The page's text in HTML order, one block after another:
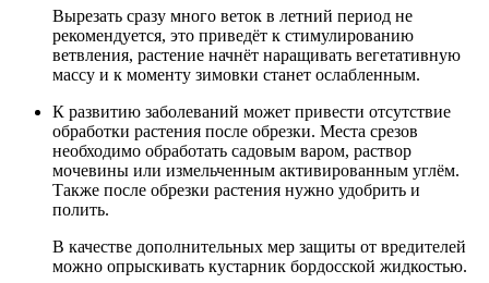
Вырезать сразу много веток в летний период не
рекомендуется, это приведёт к стимулированию
ветвления, растение начнёт наращивать вегетативную
массу и к моменту зимовки станет ослабленным.
К развитию заболеваний может привести отсутствие
обработки растения после обрезки. Места срезов
необходимо обработать садовым варом, раствор
мочевины или измельченным активированным углём.
Также после обрезки растения нужно удобрить и
полить.
В качестве дополнительных мер защиты от вредителей
можно опрыскивать кустарник бордосской жидкостью.